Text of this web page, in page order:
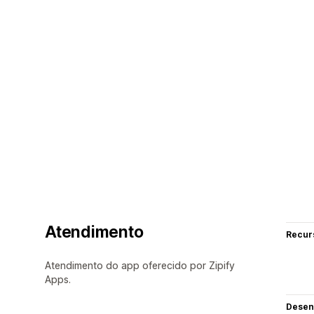
Atendimento
Atendimento do app oferecido por Zipify
Apps.